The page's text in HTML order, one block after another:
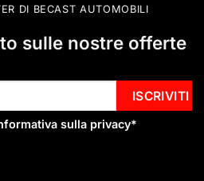
DI BECAST AUTOMOBILI
sulle nostre offerte
sulla privacy*